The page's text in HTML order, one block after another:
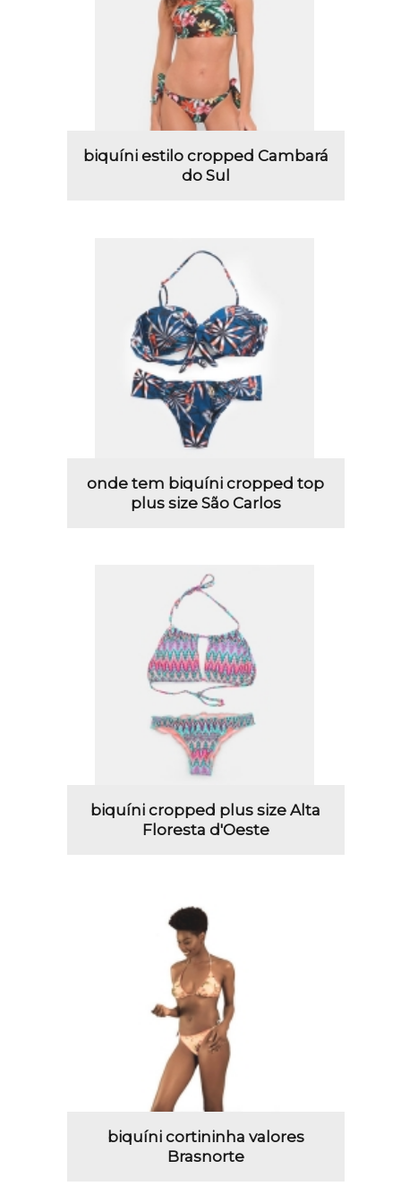
biquíni estilo cropped Cambará
do Sul
onde tem biquíni cropped top
plus size São Carlos
biquíni cropped plus size Alta
Floresta d'Oeste
biquíni cortininha valores
Brasnorte